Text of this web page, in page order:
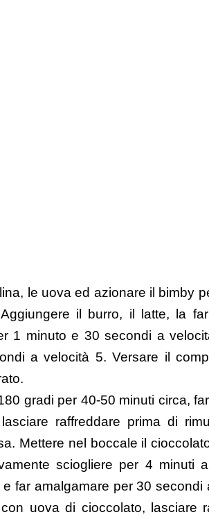
le uova ed azionare il bimby
il burro, il latte, la
1 minuto e 30 secondi a
a velocità 5. Versare il
gradi per 40-50 minuti circa,
raffreddare prima di
Mettere nel boccale il
sciogliere per 4 minuti
far amalgamare per 30 secondi
uova di cioccolato, lasciare